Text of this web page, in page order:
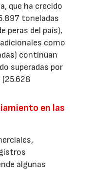
que ha crecido
toneladas
peras del país),
como
continúan
superadas por
(25.628
en las
algunas